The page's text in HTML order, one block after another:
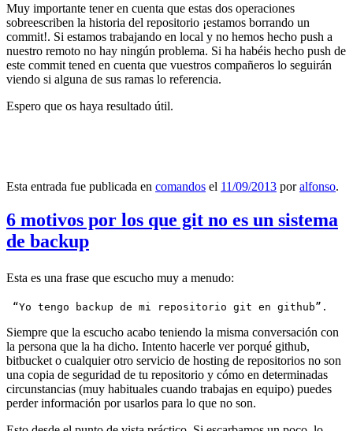
Muy importante tener en cuenta que estas dos operaciones
sobreescriben la historia del repositorio ¡estamos borrando un
commit!. Si estamos trabajando en local y no hemos hecho push a
nuestro remoto no hay ningún problema. Si ha habéis hecho push de
este commit tened en cuenta que vuestros compañeros lo seguirán
viendo si alguna de sus ramas lo referencia.
Espero que os haya resultado útil.
Esta entrada fue publicada en comandos el 11/09/2013 poralfonso.
6 motivos por los que git no es un sistema
de backup
Esta es una frase que escucho muy a menudo:
“Yo tengo backup de mi repositorio git en github”.
Siempre que la escucho acabo teniendo la misma conversación con
la persona que la ha dicho. Intento hacerle ver porqué github,
bitbucket o cualquier otro servicio de hosting de repositorios no son
una copia de seguridad de tu repositorio y cómo en determinadas
circunstancias (muy habituales cuando trabajas en equipo) puedes
perder información por usarlos para lo que no son.